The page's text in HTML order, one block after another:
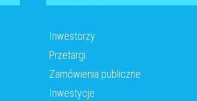
Inwestorzy
Przetargi
Zamówienia publiczne
Inwestycje